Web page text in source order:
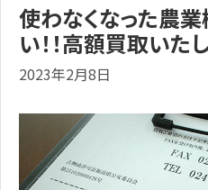
使わなくなった農業
い！！高額買取いた
2023年2月8日